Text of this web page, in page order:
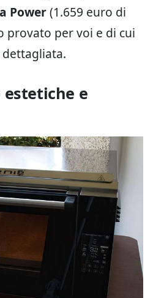
Power(1.659 euro di
provato per voi e di cui
dettagliata.
e